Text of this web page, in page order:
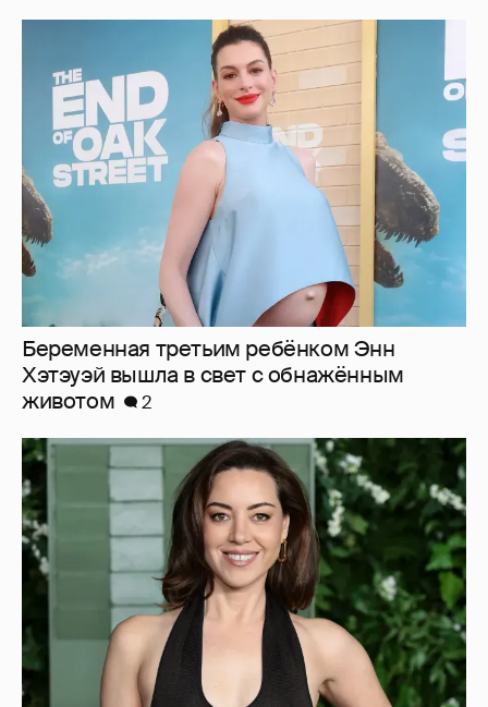
Беременная третьим ребёнком Энн
Хэтэуэй вышла в свет с обнажённым
животом
2